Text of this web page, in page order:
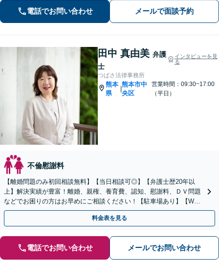
受付可】【休日・夜間相談可】
電話でお問い合わせ メールで面談予約
田中 真由美 弁護
士
インタビューを見
る
つばさ法律事務所
熊本
県
熊本市中
央区
営業時間：09:30~17:00
（平日）
不倫慰謝料
【離婚問題のみ初回相談無料】【当日相談可◎】【弁護士歴20年以
上】解決実績が豊富！離婚、親権、養育費、認知、慰謝料、ＤＶ問題
などでお困りの方はお早めにご相談ください！【駐車場あり】【WEB
面談OK】【感謝の声多数】
料金表を見る
電話でお問い合わせ メールでお問い合わせ